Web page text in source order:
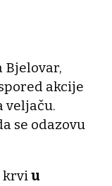
Bjelovar,
akcije
veljaču.
se odazovu
krviu